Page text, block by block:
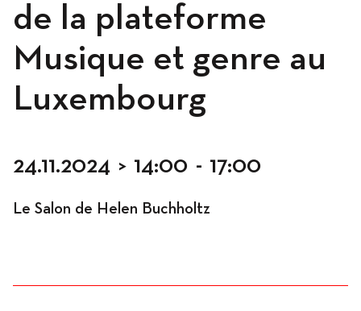
Occupation
Hébergement
Ateliers
de la plateforme
Musique et genre au
Luxembourg
24.11.2024 > 14:00 - 17:00
Le Salon de Helen Buchholtz